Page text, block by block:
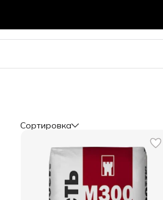
Сортировка